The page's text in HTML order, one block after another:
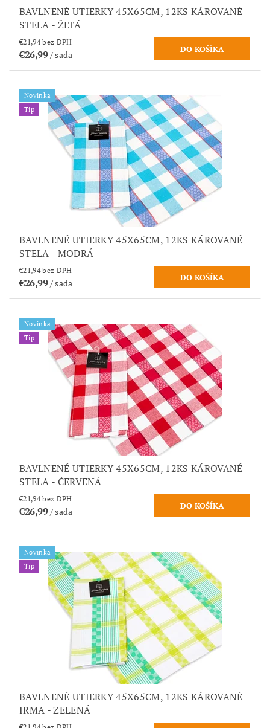
BAVLNENÉ UTIERKY 45X65CM, 12KS KÁROVANÉ
STELA - ŽLTÁ
€21,94 bez DPH
€26,99/ sada
Novinka
Tip
BAVLNENÉ UTIERKY 45X65CM, 12KS KÁROVANÉ
STELA - MODRÁ
€21,94 bez DPH
€26,99/ sada
Novinka
Tip
BAVLNENÉ UTIERKY 45X65CM, 12KS KÁROVANÉ
STELA - ČERVENÁ
€21,94 bez DPH
€26,99/ sada
Novinka
Tip
BAVLNENÉ UTIERKY 45X65CM, 12KS KÁROVANÉ
IRMA - ZELENÁ